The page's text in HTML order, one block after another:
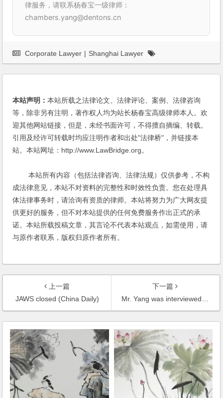
律服务，请联系杨春宝一级律师：
chambers.yang@dentons.cn
Corporate Lawyer | Shanghai Lawyer
本站声明：本站所载之法律论文、法律评论、案例、法律咨询
等，除非另有注明，著作权人均为站长杨春宝高级律师本人。欢
迎其他网站链接，但是，未经书面许可，不得擅自摘编、转载。
引用及经许可转载时均应注明作者和出处"法律桥"，并链接本
站。本站网址：http://www.LawBridge.org。
本站所有内容（包括法律咨询、法律法规）仅供参考，不构
成法律意见，本站不对资料的完整性和时效性负责。您在处理具
体法律事务时，请洽询有资质的律师。本站将努力为广大网友提
供更好的服务，但不对本站提供的任何免费服务作出正式的承
诺。本站所载投稿文章，其言论不代表本站观点，如需使用，请
与原作者联系，版权归原作者所有。
上一篇
JAWS closed (China Daily)
下一篇
Mr. Yang was interviewed by China Daily on the reconciliation between French Lacoste and Zhejiang Crocodile